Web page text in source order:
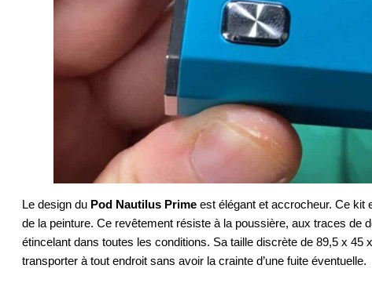
Le design du Pod Nautilus Prime est élégant et accrocheur. Ce kit
de la peinture. Ce revêtement résiste à la poussière, aux traces de
étincelant dans toutes les conditions. Sa taille discrète de 89,5 x
transporter à tout endroit sans avoir la crainte d’une fuite éventuelle.